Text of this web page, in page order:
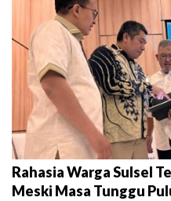
Rahasia Warga Sulsel
Meski Masa Tunggu